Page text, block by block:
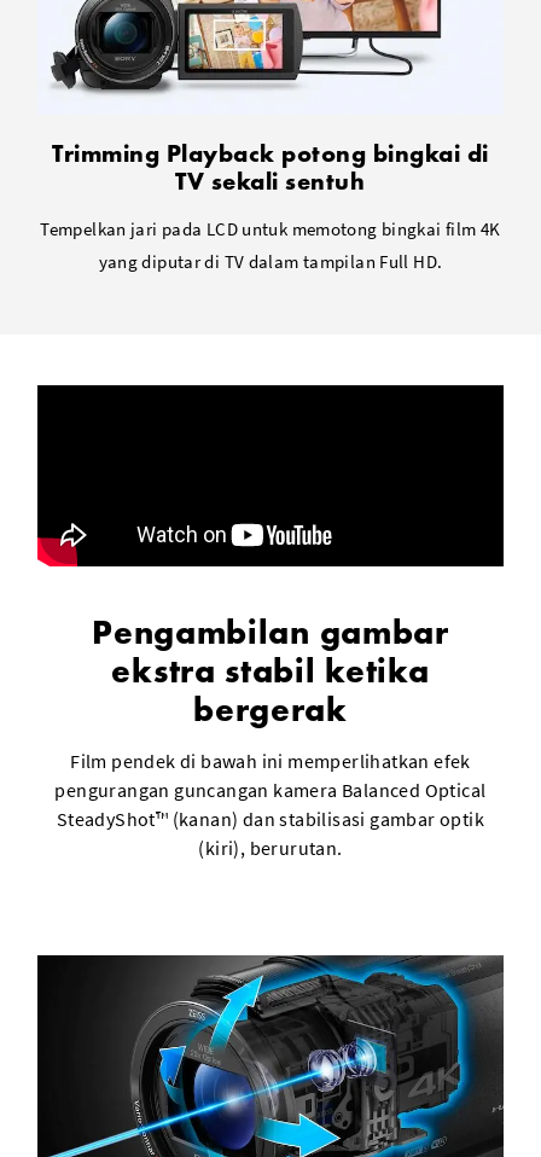
Trimming Playback potong bingkai di
TV sekali sentuh
Tempelkan jari pada LCD untuk memotong bingkai film 4K
yang diputar di TV dalam tampilan Full HD.
Pengambilan gambar
ekstra stabil ketika
bergerak
Film pendek di bawah ini memperlihatkan efek
pengurangan guncangan kamera Balanced Optical
SteadyShot™ (kanan) dan stabilisasi gambar optik
(kiri), berurutan.